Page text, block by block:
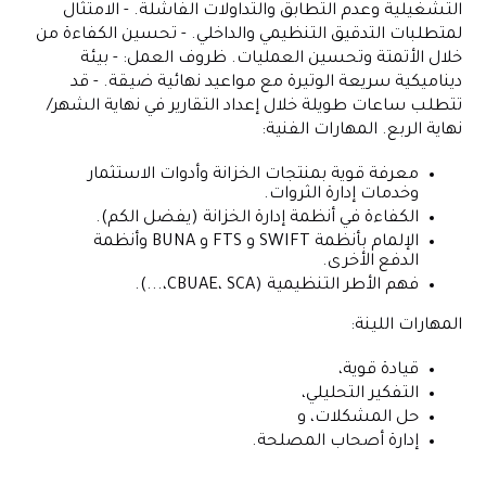
التشغيلية وعدم التطابق والتداولات الفاشلة. - الامتثال
لمتطلبات التدقيق التنظيمي والداخلي. - تحسين الكفاءة من
خلال الأتمتة وتحسين العمليات. ظروف العمل: - بيئة
ديناميكية سريعة الوتيرة مع مواعيد نهائية ضيقة. - قد
تتطلب ساعات طويلة خلال إعداد التقارير في نهاية الشهر/
نهاية الربع. المهارات الفنية:
معرفة قوية بمنتجات الخزانة وأدوات الاستثمار
وخدمات إدارة الثروات.
الكفاءة في أنظمة إدارة الخزانة (يفضل الكم).
الإلمام بأنظمة SWIFT و FTS و BUNA وأنظمة
الدفع الأخرى.
فهم الأطر التنظيمية (CBUAE، SCA،...).
المهارات اللينة:
قيادة قوية،
التفكير التحليلي،
حل المشكلات، و
إدارة أصحاب المصلحة.